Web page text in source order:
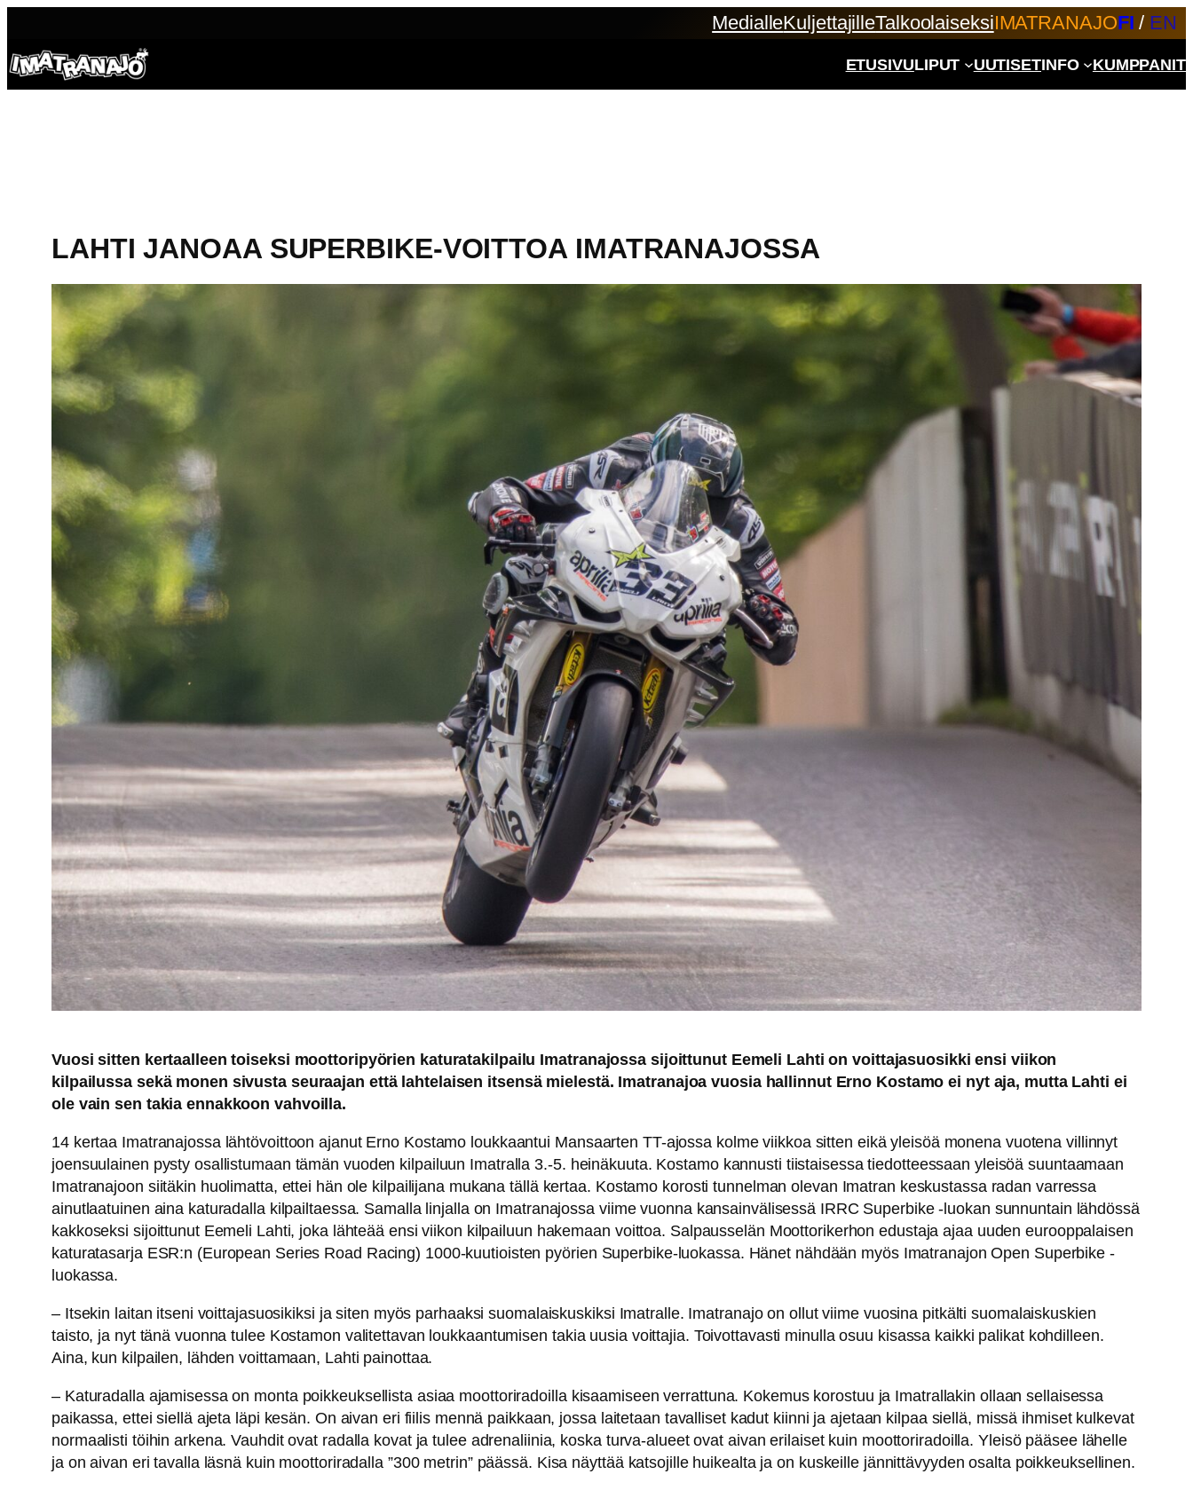
MedialleKuljettajilleTalkoolaiseksiIMATRANAJOFI / EN
ETUSIVULIPUT UUTISETINFO KUMPPANIT
LAHTI JANOAA SUPERBIKE-VOITTOA IMATRANAJOSSA
Vuosi sitten kertaalleen toiseksi moottoripyörien katuratakilpailu Imatranajossa sijoittunut Eemeli Lahti on voittajasuosikki ensi viikon
kilpailussa sekä monen sivusta seuraajan että lahtelaisen itsensä mielestä. Imatranajoa vuosia hallinnut Erno Kostamo ei nyt aja, mutta Lahti ei
ole vain sen takia ennakkoon vahvoilla.
14 kertaa Imatranajossa lähtövoittoon ajanut Erno Kostamo loukkaantui Mansaarten TT-ajossa kolme viikkoa sitten eikä yleisöä monena vuotena villinnyt
joensuulainen pysty osallistumaan tämän vuoden kilpailuun Imatralla 3.-5. heinäkuuta. Kostamo kannusti tiistaisessa tiedotteessaan yleisöä suuntaamaan
Imatranajoon siitäkin huolimatta, ettei hän ole kilpailijana mukana tällä kertaa. Kostamo korosti tunnelman olevan Imatran keskustassa radan varressa
ainutlaatuinen aina katuradalla kilpailtaessa. Samalla linjalla on Imatranajossa viime vuonna kansainvälisessä IRRC Superbike -luokan sunnuntain lähdössä
kakkoseksi sijoittunut Eemeli Lahti, joka lähteää ensi viikon kilpailuun hakemaan voittoa. Salpausselän Moottorikerhon edustaja ajaa uuden eurooppalaisen
katuratasarja ESR:n (European Series Road Racing) 1000-kuutioisten pyörien Superbike-luokassa. Hänet nähdään myös Imatranajon Open Superbike -
luokassa.
– Itsekin laitan itseni voittajasuosikiksi ja siten myös parhaaksi suomalaiskuskiksi Imatralle. Imatranajo on ollut viime vuosina pitkälti suomalaiskuskien
taisto, ja nyt tänä vuonna tulee Kostamon valitettavan loukkaantumisen takia uusia voittajia. Toivottavasti minulla osuu kisassa kaikki palikat kohdilleen.
Aina, kun kilpailen, lähden voittamaan, Lahti painottaa.
– Katuradalla ajamisessa on monta poikkeuksellista asiaa moottoriradoilla kisaamiseen verrattuna. Kokemus korostuu ja Imatrallakin ollaan sellaisessa
paikassa, ettei siellä ajeta läpi kesän. On aivan eri fiilis mennä paikkaan, jossa laitetaan tavalliset kadut kiinni ja ajetaan kilpaa siellä, missä ihmiset kulkevat
normaalisti töihin arkena. Vauhdit ovat radalla kovat ja tulee adrenaliinia, koska turva-alueet ovat aivan erilaiset kuin moottoriradoilla. Yleisö pääsee lähelle
ja on aivan eri tavalla läsnä kuin moottoriradalla ”300 metrin” päässä. Kisa näyttää katsojille huikealta ja on kuskeille jännittävyyden osalta poikkeuksellinen.